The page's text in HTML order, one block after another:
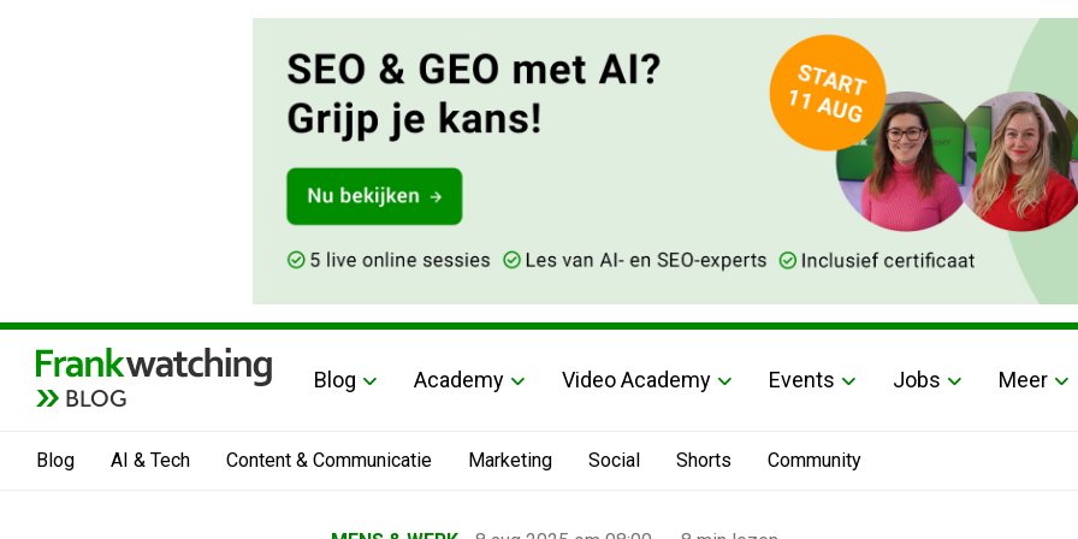
BLOG
Blog Academy Video Academy Events Jobs Meer
Blog AI & Tech Content & Communicatie Marketing Social Shorts Community